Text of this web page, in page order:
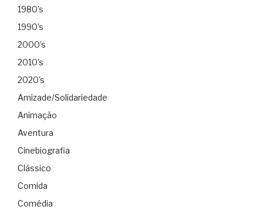
1980's
1990's
2000's
2010's
2020's
Amizade/Solidariedade
Animação
Aventura
Cinebiografia
Clássico
Comida
Comédia